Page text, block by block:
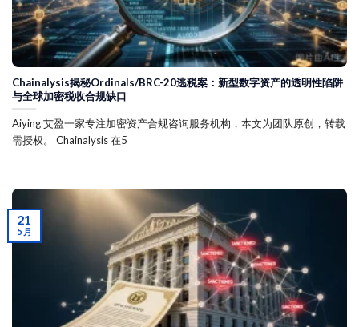
Chainalysis揭秘Ordinals/BRC-20逃税案：新型数字资产的透明性陷阱
与全球加密税收合规缺口
Aiying 艾盈一家专注加密资产合规咨询服务机构，本文为团队原创，转载
需授权。 Chainalysis 在5
21
5 月